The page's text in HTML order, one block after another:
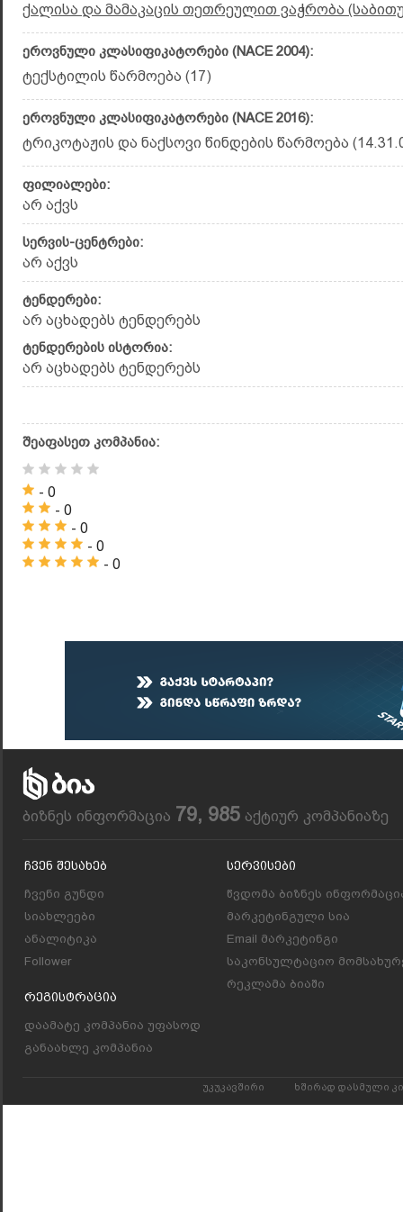
ქალისა და მამაკაცის თეთრეულით ვაჭრობა
ეროვნული კლასიფიკატორები (NACE 2004):
ტექსტილის წარმოება (17)
ეროვნული კლასიფიკატორები (NACE 2016):
ტრიკოტაჟის და ნაქსოვი წინდების წარმოება
ფილიალები:
არ აქვს
სერვის-ცენტრები:
არ აქვს
ტენდერები:
არ აცხადებს ტენდერებს
ტენდერების ისტორია:
არ აცხადებს ტენდერებს
შეაფასეთ კომპანია:
- 0
- 0
- 0
- 0
- 0
ბიზნეს ინფორმაცია 79, 985 აქტიურ კომპანიაზე
Ჩვენ Შესახებ
ჩვენი გუნდი
სიახლეები
ანალიტიკა
Follower
Რეგისტრაცია
დაამატე კომპანია უფასოდ
განაახლე კომპანია
Სერვისები
წვდომა ბიზნეს
მარკეტინგული სია
Email მარკეტინგი
საკონსულტაციო
რეკლამა ბიაში
უკუკავშირი ხშირად დასმული